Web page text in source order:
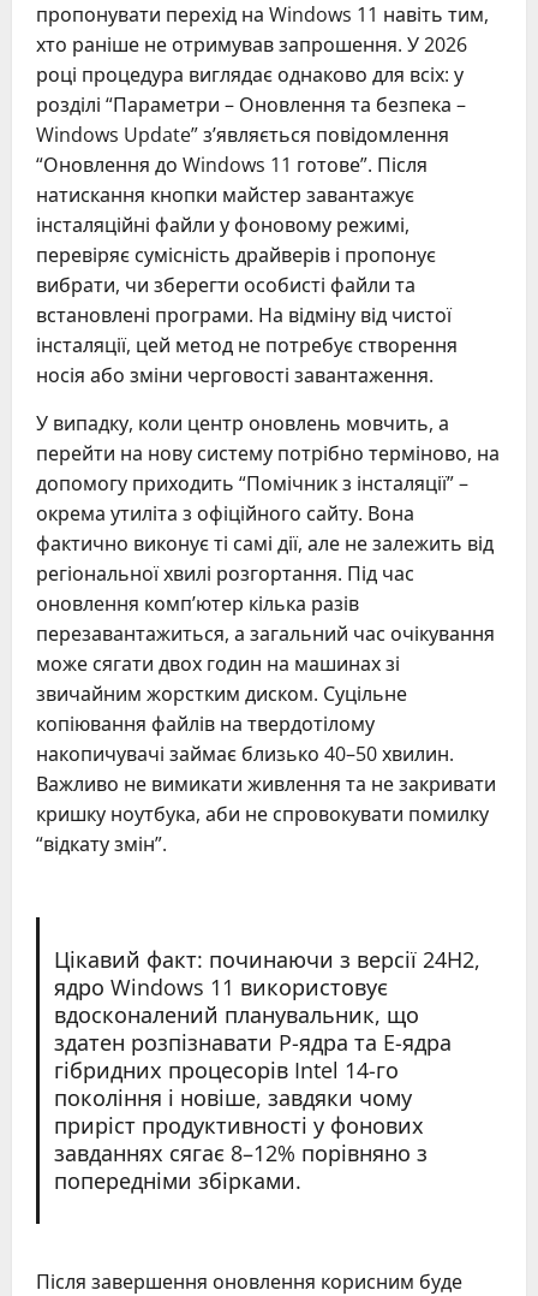
пропонувати перехід на Windows 11 навіть тим,
хто раніше не отримував запрошення. У 2026
році процедура виглядає однаково для всіх: у
розділі “Параметри – Оновлення та безпека –
Windows Update” з’являється повідомлення
“Оновлення до Windows 11 готове”. Після
натискання кнопки майстер завантажує
інсталяційні файли у фоновому режимі,
перевіряє сумісність драйверів і пропонує
вибрати, чи зберегти особисті файли та
встановлені програми. На відміну від чистої
інсталяції, цей метод не потребує створення
носія або зміни черговості завантаження.
У випадку, коли центр оновлень мовчить, а
перейти на нову систему потрібно терміново, на
допомогу приходить “Помічник з інсталяції” –
окрема утиліта з офіційного сайту. Вона
фактично виконує ті самі дії, але не залежить від
регіональної хвилі розгортання. Під час
оновлення комп’ютер кілька разів
перезавантажиться, а загальний час очікування
може сягати двох годин на машинах зі
звичайним жорстким диском. Суцільне
копіювання файлів на твердотілому
накопичувачі займає близько 40–50 хвилин.
Важливо не вимикати живлення та не закривати
кришку ноутбука, аби не спровокувати помилку
“відкату змін”.
Цікавий факт: починаючи з версії 24H2,
ядро Windows 11 використовує
вдосконалений планувальник, що
здатен розпізнавати P-ядра та E-ядра
гібридних процесорів Intel 14-го
покоління і новіше, завдяки чому
приріст продуктивності у фонових
завданнях сягає 8–12% порівняно з
попередніми збірками.
Після завершення оновлення корисним буде